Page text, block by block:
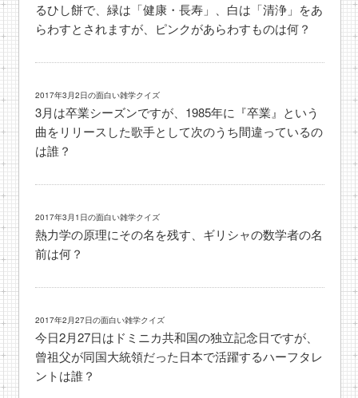
るひし餅で、緑は「健康・長寿」、白は「清浄」をあ
らわすとされますが、ピンクがあらわすものは何？
2017年3月2日の面白い雑学クイズ
3月は卒業シーズンですが、1985年に『卒業』という
曲をリリースした歌手として次のうち間違っているの
は誰？
2017年3月1日の面白い雑学クイズ
熱力学の原理にその名を残す、ギリシャの数学者の名
前は何？
2017年2月27日の面白い雑学クイズ
今日2月27日はドミニカ共和国の独立記念日ですが、
曾祖父が同国大統領だった日本で活躍するハーフタレ
ントは誰？